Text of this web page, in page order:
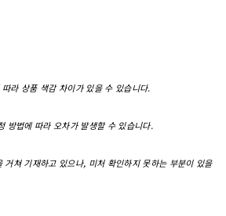
라 상품 색감 차이가 있을 수 있습니다.
방법에 따라 오차가 발생할 수 있습니다.
거쳐 기재하고 있으나, 미처 확인하지 못하는 부분이 있을